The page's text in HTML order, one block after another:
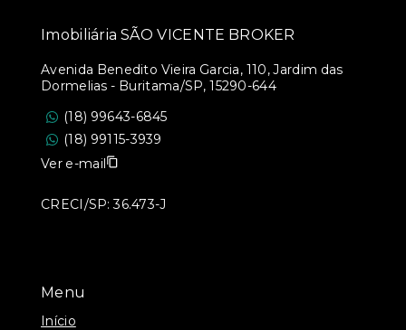
Menu
Início
Imobiliária SÃO VICENTE BROKER
Avenida Benedito Vieira Garcia, 110, Jardim das
Dormelias - Buritama/SP, 15290-644
(18) 99643-6845
(18) 99115-3939
Ver e-mail
CRECI/SP: 36.473-J